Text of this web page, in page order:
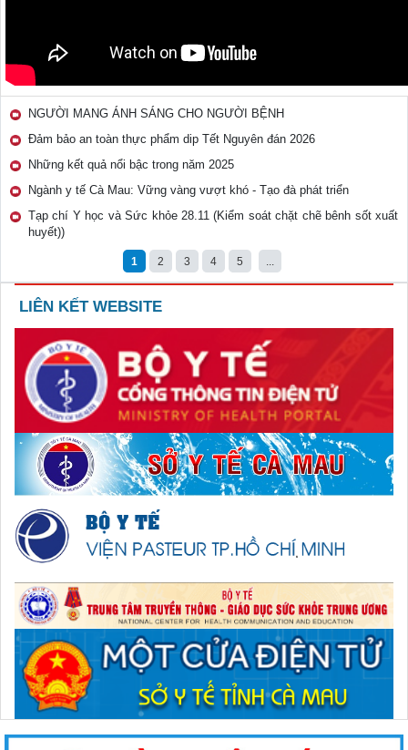
NGƯỜI MANG ÁNH SÁNG CHO NGƯỜI BỆNH
Đảm bảo an toàn thực phẩm dip Tết Nguyên đán 2026
Những kết quả nổi bậc trong năm 2025
Ngành y tế Cà Mau: Vững vàng vượt khó - Tạo đà phát triển
Tạp chí Y học và Sức khỏe 28.11 (Kiểm soát chặt chẽ bênh sốt xuất
huyết))
1 2 3 4 5
LIÊN KẾT WEBSITE